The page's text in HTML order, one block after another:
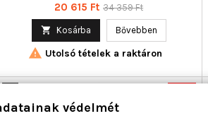
Ár
20 615 Ft Normál
34 359 Ft
 Kosárba Bővebben
 Utolsó tételek a raktáron
Akciós!
védelmét